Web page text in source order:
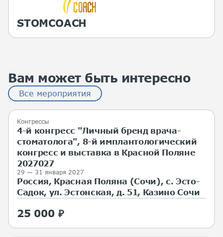
STOMCOACH
Вам может быть интересно
Все мероприятия
Конгрессы
4-й конгресс "Личный бренд врача-
стоматолога", 8-й имплантологический
конгресс и выставка в Красной Поляне
2027027
29 — 31 января 2027
Россия, Красная Поляна (Сочи), с. Эсто-
Садок, ул. Эстонская, д. 51, Казино Сочи
25 000 ₽